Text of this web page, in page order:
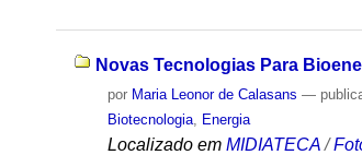
Novas Tecnologias Para
por Maria Leonor de Calasans —
Biotecnologia
Energia
Localizado em MIDIATECA /